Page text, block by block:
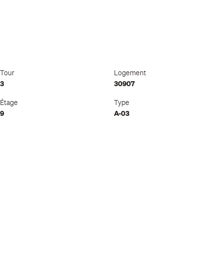
Tour
3
Étage
9
Logement
30907
Type
A-03